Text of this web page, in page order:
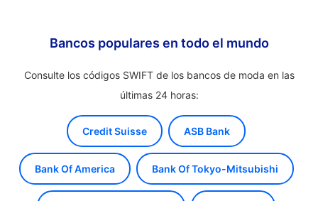
Bancos populares en todo el mundo
Consulte los códigos SWIFT de los bancos de moda en las
últimas 24 horas:
Credit Suisse ASB Bank
Bank Of America Bank Of Tokyo-Mitsubishi